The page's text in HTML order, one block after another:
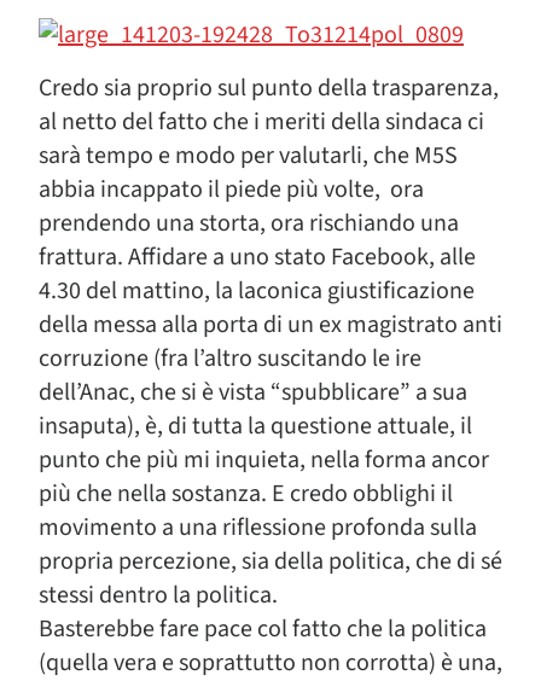
Credo sia proprio sul punto della trasparenza,
al netto del fatto che i meriti della sindaca ci
sarà tempo e modo per valutarli, che M5S
abbia incappato il piede più volte, ora
prendendo una storta, ora rischiando una
frattura. Affidare a uno stato Facebook, alle
4.30 del mattino, la laconica giustificazione
della messa alla porta di un ex magistrato anti
corruzione (fra l’altro suscitando le ire
dell’Anac, che si è vista “spubblicare” a sua
insaputa), è, di tutta la questione attuale, il
punto che più mi inquieta, nella forma ancor
più che nella sostanza. E credo obblighi il
movimento a una riflessione profonda sulla
propria percezione, sia della politica, che di sé
stessi dentro la politica.
Basterebbe fare pace col fatto che la politica
(quella vera e soprattutto non corrotta) è una,